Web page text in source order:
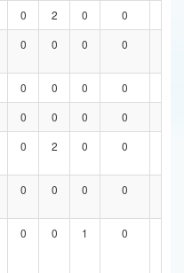
0 2 0 0
0 0 0 0
0 0 0 0
0 0 0 0
0 2 0 0
0 0 0 0
0 0 1 0